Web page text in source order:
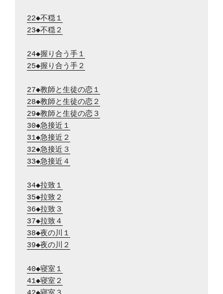
22◆不穏１
23◆不穏２
24◆握り合う手１
25◆握り合う手２
27◆教師と生徒の恋１
28◆教師と生徒の恋２
29◆教師と生徒の恋３
30◆急接近１
31◆急接近２
32◆急接近３
33◆急接近４
34◆拉致１
35◆拉致２
36◆拉致３
37◆拉致４
38◆夜の川１
39◆夜の川２
40◆寝室１
41◆寝室２